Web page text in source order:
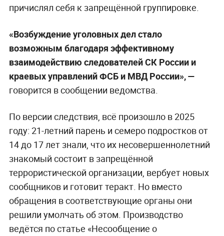
причислял себя к запрещённой группировке.
«Возбуждение уголовных дел стало
возможным благодаря эффективному
взаимодействию следователей СК России и
краевых управлений ФСБ и МВД России», —
говорится в сообщении ведомства.
По версии следствия, всё произошло в 2025
году: 21-летний парень и семеро подростков от
14 до 17 лет знали, что их несовершеннолетний
знакомый состоит в запрещённой
террористической организации, вербует новых
сообщников и готовит теракт. Но вместо
обращения в соответствующие органы они
решили умолчать об этом. Производство
ведётся по статье «Несообщение о